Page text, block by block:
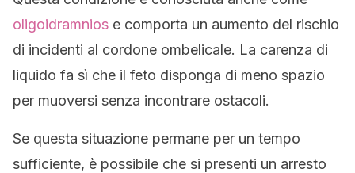
oligoidramnios e comporta un aumento del rischio
di incidenti al cordone ombelicale. La carenza di
liquido fa sì che il feto disponga di meno spazio
per muoversi senza incontrare ostacoli.
Se questa situazione permane per un tempo
sufficiente, è possibile che si presenti un arresto